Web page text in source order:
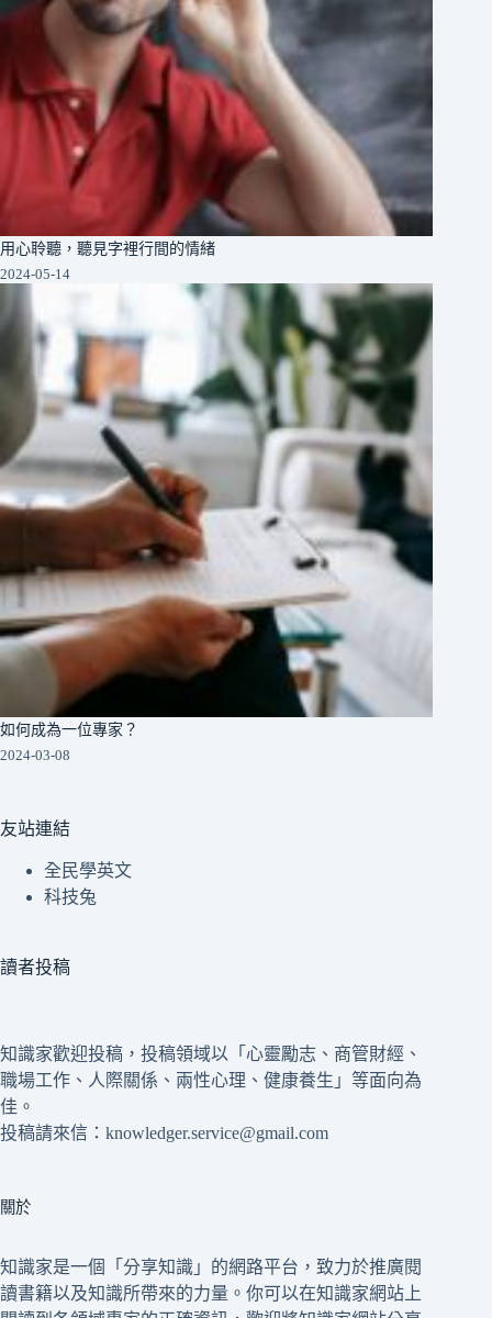
用心聆聽，聽見字裡行間的情緒
2024-05-14
如何成為一位專家？
2024-03-08
友站連結
全民學英文
科技兔
讀者投稿
知識家歡迎投稿，投稿領域以「心靈勵志、商管財經、
職場工作、人際關係、兩性心理、健康養生」等面向為
佳。
投稿請來信：knowledger.service@gmail.com
關於
知識家是一個「分享知識」的網路平台，致力於推廣閱
讀書籍以及知識所帶來的力量。你可以在知識家網站上